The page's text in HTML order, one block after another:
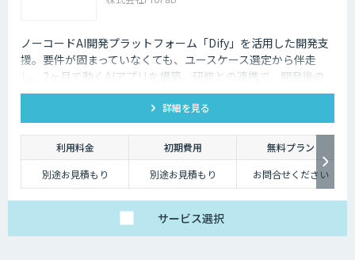
ノーコードAI開発プラットフォーム「Dify」を活用した開発支
援。要件が固まっていなくても、ユースケース選定から伴走
し、2ヶ月で動くAIアプリを構築。研修との連携で、開発後の
内製化・自走までサポートします。
詳細を見る
利用料金 初期費用
無料プラン
別途お見積もり
別途お見積もり お問合せください
サービス選択